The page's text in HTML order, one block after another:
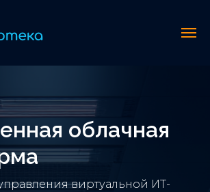
облачная
виртуальной ИТ-